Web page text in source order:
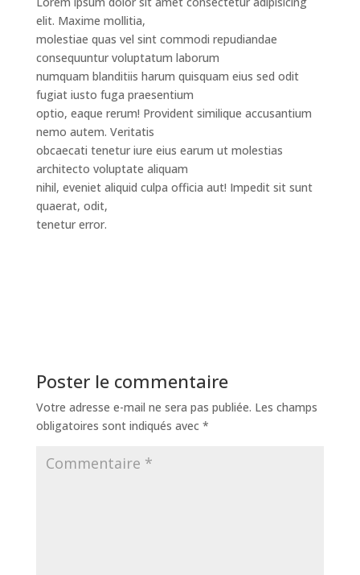
elit. Maxime mollitia,
molestiae quas vel sint commodi repudiandae
consequuntur voluptatum laborum
numquam blanditiis harum quisquam eius sed odit
fugiat iusto fuga praesentium
optio, eaque rerum! Provident similique accusantium
nemo autem. Veritatis
obcaecati tenetur iure eius earum ut molestias
architecto voluptate aliquam
nihil, eveniet aliquid culpa officia aut! Impedit sit sunt
quaerat, odit,
tenetur error.
Poster le commentaire
Votre adresse e-mail ne sera pas publiée. Les champs
obligatoires sont indiqués avec *